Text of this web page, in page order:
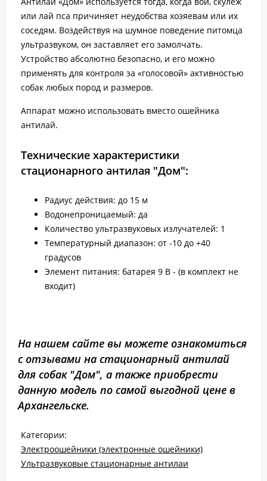
или лай пса причиняет неудобства хозяевам или их
соседям. Воздействуя на шумное поведение питомца
ультразвуком, он заставляет его замолчать.
Устройство абсолютно безопасно, и его можно
применять для контроля за «голосовой» активностью
собак любых пород и размеров.
Аппарат можно использовать вместо ошейника
антилай.
Технические характеристики
стационарного антилая "Дом":
Радиус действия: до 15 м
Водонепроницаемый: да
Количество ультразвуковых излучателей: 1
Температурный диапазон: от -10 до +40
градусов
Элемент питания: батарея 9 В - (в комплект не
входит)
На нашем сайте вы можете ознакомиться
с отзывами на стационарный антилай
для собак "Дом", а также приобрести
данную модель по самой выгодной цене в
Архангельске.
Категории:
Электроошейники (электронные ошейники)
Ультразвуковые стационарные антилаи